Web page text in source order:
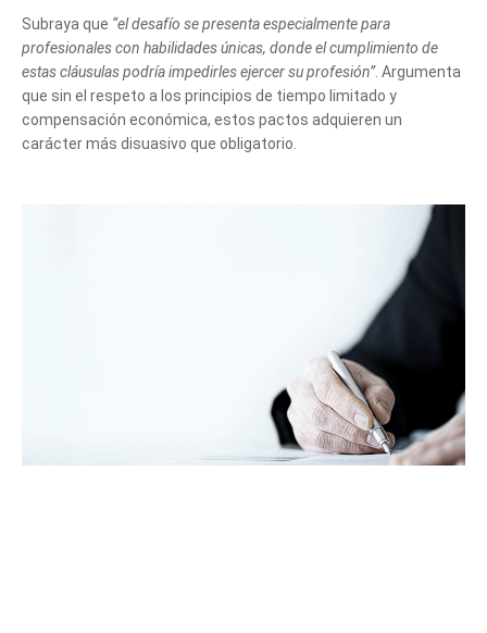
Subraya que “el desafío se presenta especialmente para
profesionales con habilidades únicas, donde el cumplimiento de
estas cláusulas podría impedirles ejercer su profesión”. Argumenta
que sin el respeto a los principios de tiempo limitado y
compensación económica, estos pactos adquieren un
carácter más disuasivo que obligatorio.